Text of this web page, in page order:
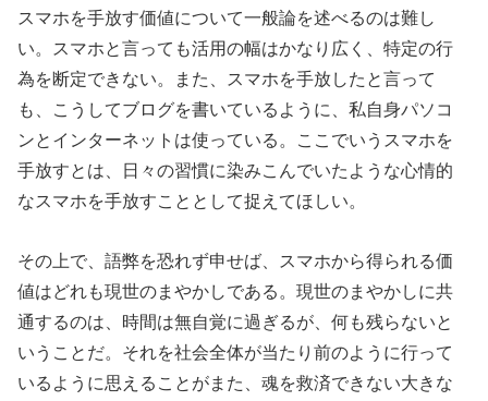
スマホを手放す価値について一般論を述べるのは難し
い。スマホと言っても活用の幅はかなり広く、特定の行
為を断定できない。また、スマホを手放したと言って
も、こうしてブログを書いているように、私自身パソコ
ンとインターネットは使っている。ここでいうスマホを
手放すとは、日々の習慣に染みこんでいたような心情的
なスマホを手放すこととして捉えてほしい。
その上で、語弊を恐れず申せば、スマホから得られる価
値はどれも現世のまやかしである。現世のまやかしに共
通するのは、時間は無自覚に過ぎるが、何も残らないと
いうことだ。それを社会全体が当たり前のように行って
いるように思えることがまた、魂を救済できない大きな